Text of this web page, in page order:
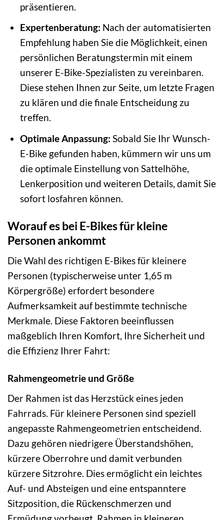
präsentieren.
Expertenberatung: Nach der automatisierten
Empfehlung haben Sie die Möglichkeit, einen
persönlichen Beratungstermin mit einem
unserer E-Bike-Spezialisten zu vereinbaren.
Diese stehen Ihnen zur Seite, um letzte Fragen
zu klären und die finale Entscheidung zu
treffen.
Optimale Anpassung: Sobald Sie Ihr Wunsch-
E-Bike gefunden haben, kümmern wir uns um
die optimale Einstellung von Sattelhöhe,
Lenkerposition und weiteren Details, damit Sie
sofort losfahren können.
Worauf es bei E-Bikes für kleine
Personen ankommt
Die Wahl des richtigen E-Bikes für kleinere
Personen (typischerweise unter 1,65 m
Körpergröße) erfordert besondere
Aufmerksamkeit auf bestimmte technische
Merkmale. Diese Faktoren beeinflussen
maßgeblich Ihren Komfort, Ihre Sicherheit und
die Effizienz Ihrer Fahrt:
Rahmengeometrie und Größe
Der Rahmen ist das Herzstück eines jeden
Fahrrads. Für kleinere Personen sind speziell
angepasste Rahmengeometrien entscheidend.
Dazu gehören niedrigere Überstandshöhen,
kürzere Oberrohre und damit verbunden
kürzere Sitzrohre. Dies ermöglicht ein leichtes
Auf- und Absteigen und eine entspanntere
Sitzposition, die Rückenschmerzen und